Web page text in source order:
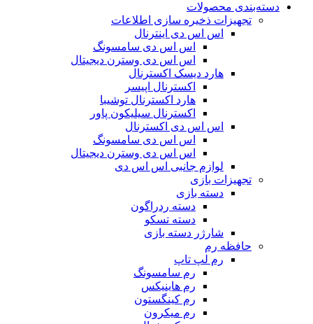
دسته‌بندی محصولات
تجهیزات ذخیره سازی اطلاعات
اس اس دی اینترنال
اس اس دی سامسونگ
اس اس دی وسترن دیجیتال
هارد دیسک اکسترنال
اکسترنال اپیسر
هارد اکسترنال توشیبا
اکسترنال سیلیکون پاور
اس اس دی اکسترنال
اس اس دی سامسونگ
اس اس دی وسترن دیجیتال
لوازم جانبی اس اس دی
تجهیزات بازی
دسته بازی
دسته ردراگون
دسته تسکو
شارژر دسته بازی
حافظه رم
رم لپ تاپ
رم سامسونگ
رم هاینیکس
رم کینگستون
رم میکرون